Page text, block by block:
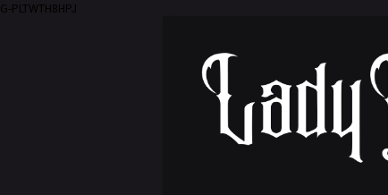
G-PLTWTH8HPJ